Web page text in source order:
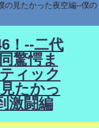
の見たかった夜空編--僕の
！--二代
驚愕ま
ィック
たかっ
激闘編